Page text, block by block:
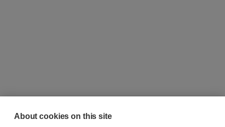
About cookies on this site